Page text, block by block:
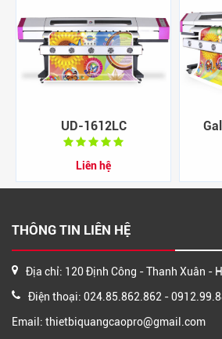
UD-1612LC
Liên hệ
THÔNG TIN LIÊN HỆ
Địa chỉ: 120 Định Công - Thanh Xuân -
Điện thoại: 024.85.862.862 -
Email: thietbiquangcaopro@gmail.com